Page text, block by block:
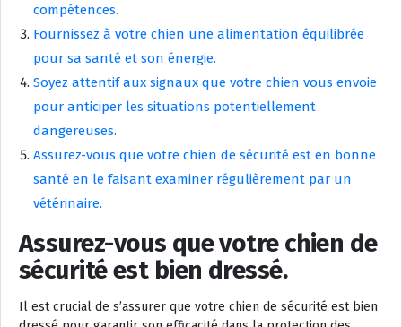
compétences.
Fournissez à votre chien une alimentation équilibrée
pour sa santé et son énergie.
Soyez attentif aux signaux que votre chien vous envoie
pour anticiper les situations potentiellement
dangereuses.
Assurez-vous que votre chien de sécurité est en bonne
santé en le faisant examiner régulièrement par un
vétérinaire.
Assurez-vous que votre chien de
sécurité est bien dressé.
Il est crucial de s’assurer que votre chien de sécurité est bien